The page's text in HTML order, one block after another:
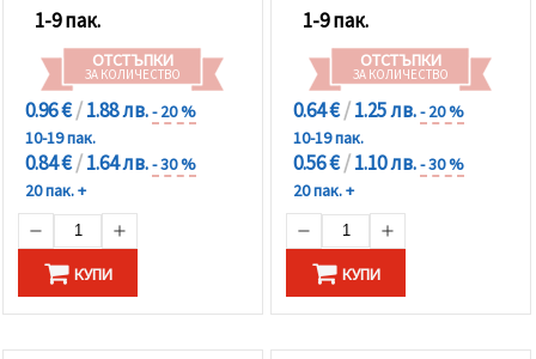
1-9 пак.
ОТСТЪПКИ
ЗА КОЛИЧЕСТВО
0.96 €/1.88 лв.- 20 %
10-19 пак.
0.84 €/1.64 лв.- 30 %
20 пак. +
КУПИ
1-9 пак.
ОТСТЪПКИ
ЗА КОЛИЧЕСТВО
0.64 €/1.25 лв.- 20 %
10-19 пак.
0.56 €/1.10 лв.- 30 %
20 пак. +
КУПИ